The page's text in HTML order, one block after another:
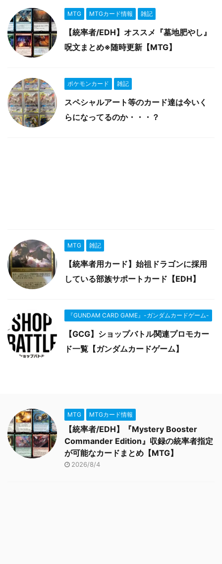
MTG MTGカード情報 雑記
【統率者/EDH】オススメ『墓地肥やし』
呪文まとめ※随時更新【MTG】
ポケモンカード 雑記
スペシャルアート等のカード達は今いく
らになってるのか・・・？
MTG 雑記
【統率者用カード】始祖ドラゴンに採用
している部族サポートカード【EDH】
『GUNDAM CARD GAME』-ガンダムカードゲーム-
【GCG】ショップバトル関連プロモカー
ド一覧【ガンダムカードゲーム】
MTG MTGカード情報
【統率者/EDH】『Mystery Booster
Commander Edition』収録の統率者指定
が可能なカードまとめ【MTG】
2026/8/4